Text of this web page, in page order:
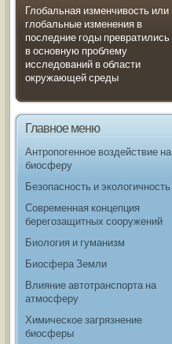
Глобальная изменчивость или
глобальные изменения в
последние годы превратились
в основную проблему
исследований в области
окружающей среды
Главное меню
Антропогенное воздействие на
биосферу
Безопасность и экологичность
Современная концепция
берегозащитных сооружений
Биология и гуманизм
Биосфера Земли
Влияние автотранспорта на
атмосферу
Химическое загрязнение
биосферы